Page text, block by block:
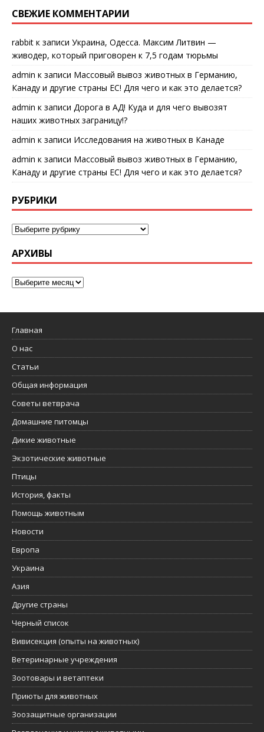
СВЕЖИЕ КОММЕНТАРИИ
rabbit к записи Украина, Одесса. Максим Литвин —
живодер, который приговорен к 7,5 годам тюрьмы
admin к записи Массовый вывоз животных в Германию,
Канаду и другие страны ЕС! Для чего и как это делается?
admin к записи Дорога в АД! Куда и для чего вывозят
наших животных заграницу!?
admin к записи Исследования на животных в Канаде
admin к записи Массовый вывоз животных в Германию,
Канаду и другие страны ЕС! Для чего и как это делается?
РУБРИКИ
АРХИВЫ
Главная
О нас
Статьи
Общая информация
Советы ветврача
Домашние питомцы
Дикие животные
Экзотические животные
Птицы
История, факты
Помощь животным
Новости
Европа
Украина
Азия
Другие страны
Черный список
Вивисекция (опыты на животных)
Ветеринарные учреждения
Зоотовары и ветаптеки
Приюты для животных
Зоозащитные организации